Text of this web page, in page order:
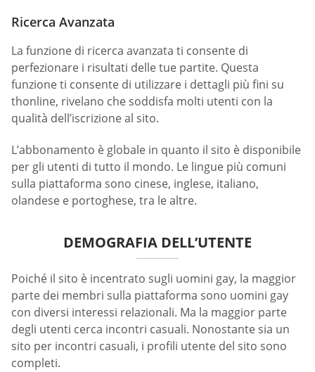
Ricerca Avanzata
La funzione di ricerca avanzata ti consente di
perfezionare i risultati delle tue partite. Questa
funzione ti consente di utilizzare i dettagli più fini su
thonline, rivelano che soddisfa molti utenti con la
qualità dell’iscrizione al sito.
L’abbonamento è globale in quanto il sito è disponibile
per gli utenti di tutto il mondo. Le lingue più comuni
sulla piattaforma sono cinese, inglese, italiano,
olandese e portoghese, tra le altre.
DEMOGRAFIA DELL’UTENTE
Poiché il sito è incentrato sugli uomini gay, la maggior
parte dei membri sulla piattaforma sono uomini gay
con diversi interessi relazionali. Ma la maggior parte
degli utenti cerca incontri casuali. Nonostante sia un
sito per incontri casuali, i profili utente del sito sono
completi.